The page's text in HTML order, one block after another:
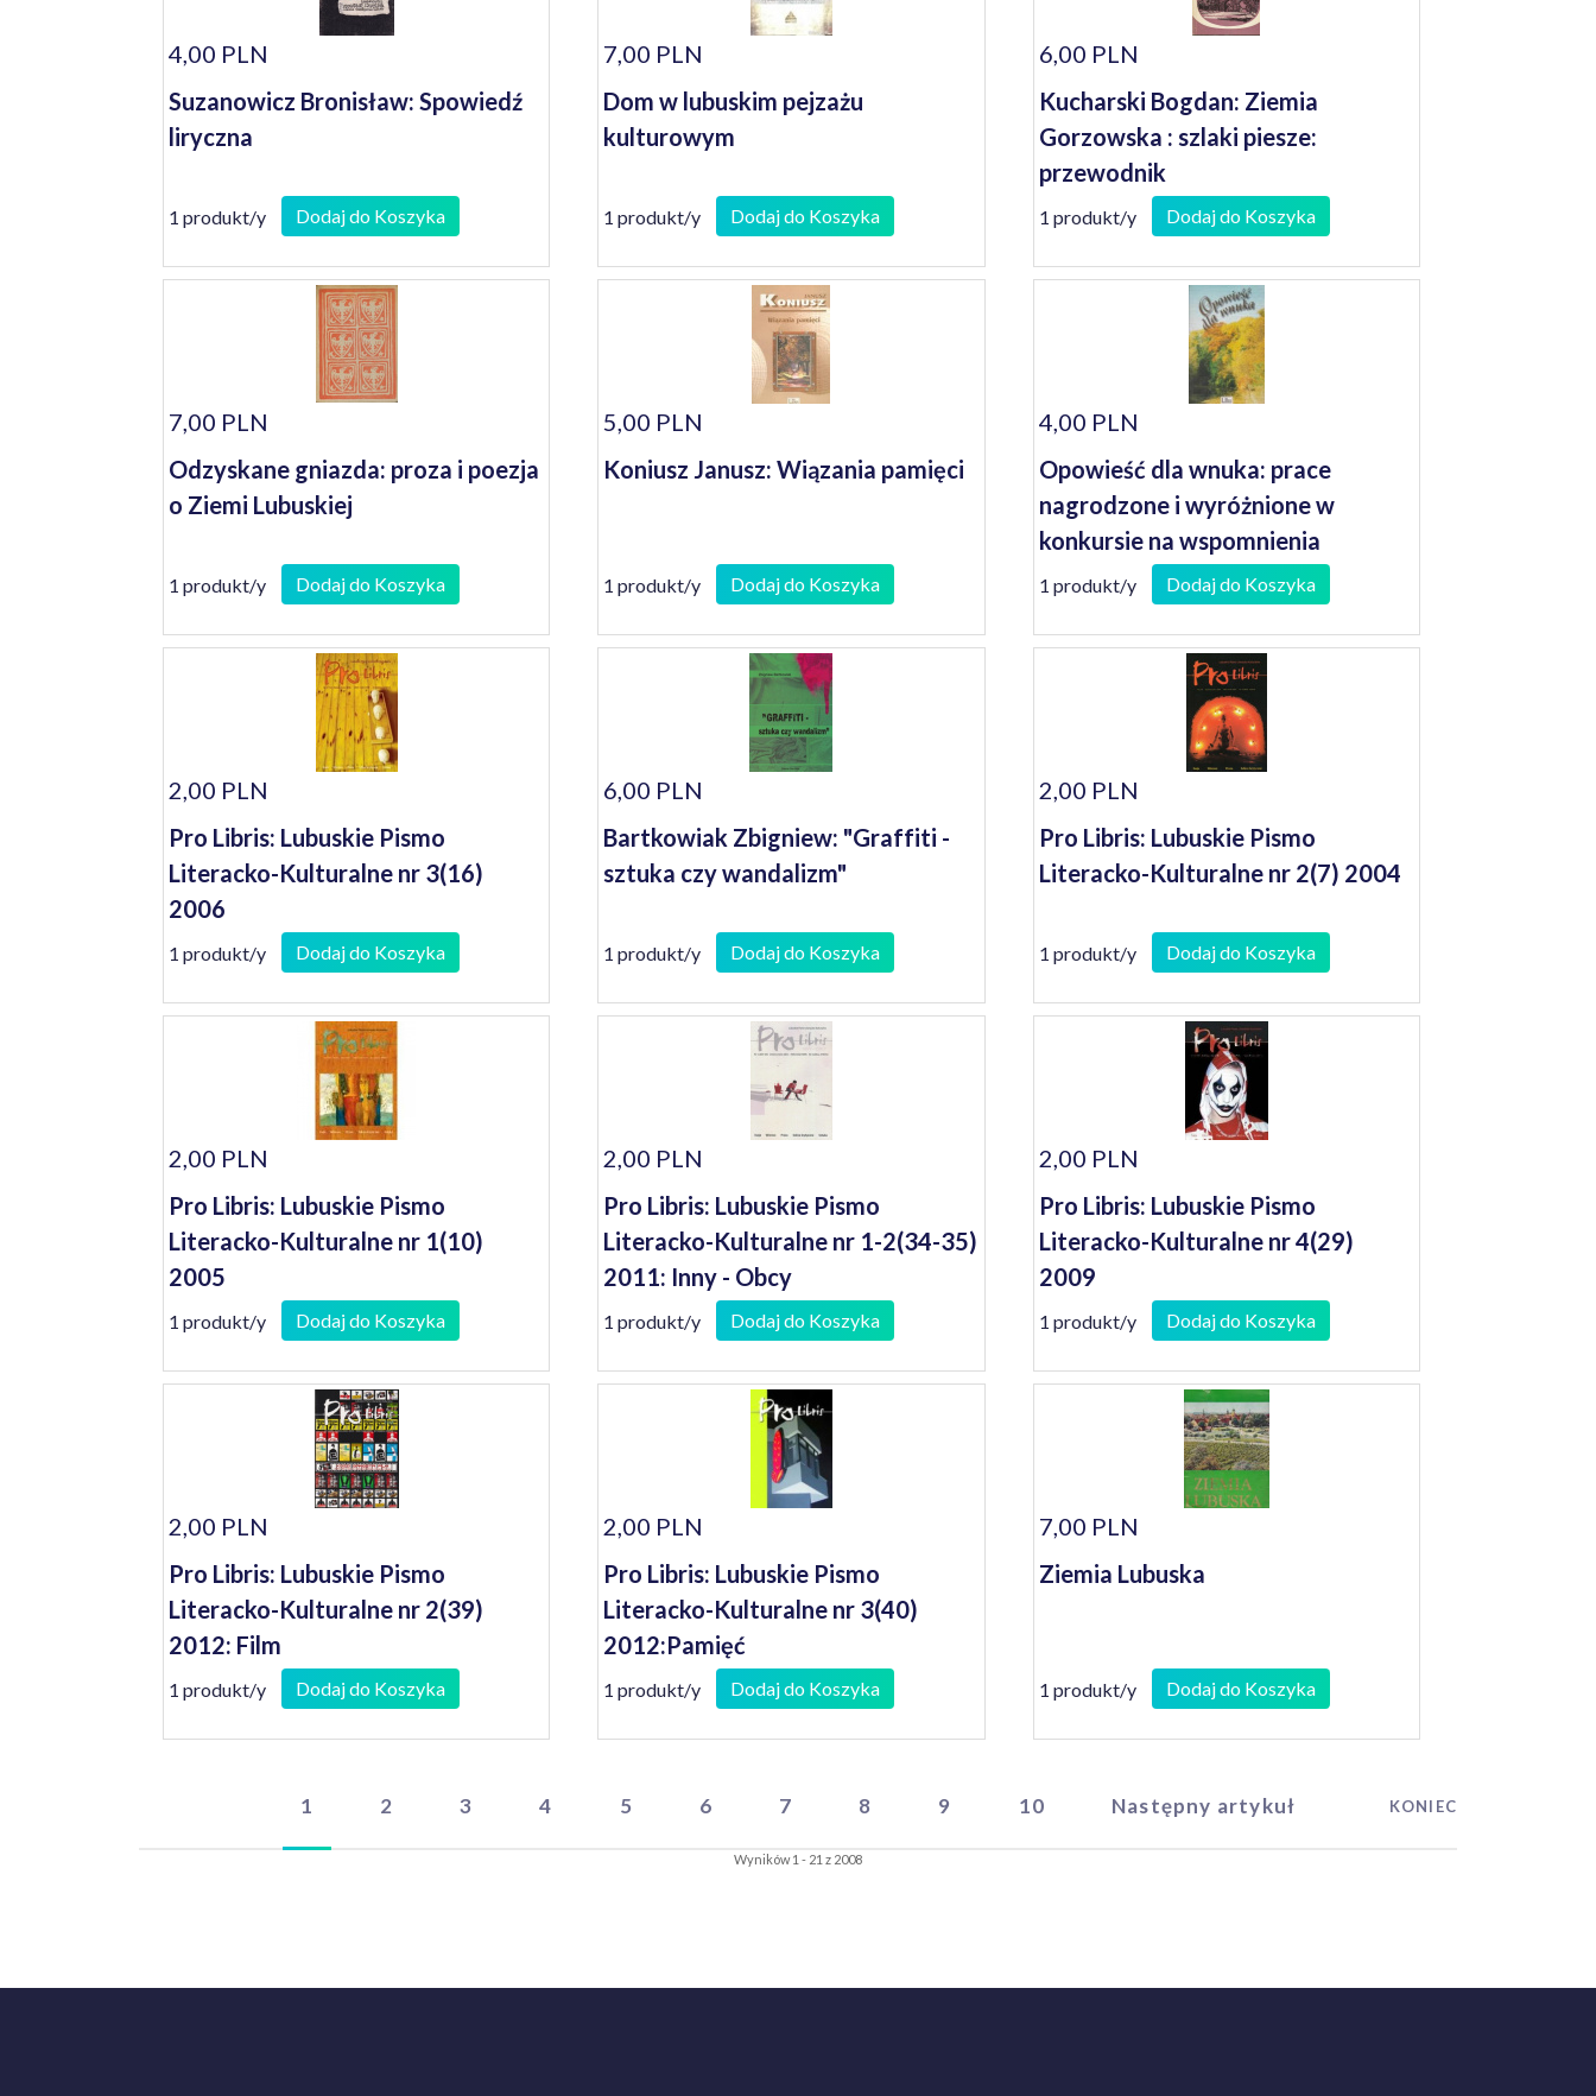
4,00 PLN
Suzanowicz Bronisław: Spowiedź
liryczna
1 produkt/y Dodaj do Koszyka
7,00 PLN
Dom w lubuskim pejzażu
kulturowym
1 produkt/y Dodaj do Koszyka
6,00 PLN
Kucharski Bogdan: Ziemia
Gorzowska : szlaki piesze:
przewodnik
1 produkt/y Dodaj do Koszyka
7,00 PLN
Odzyskane gniazda: proza i poezja
o Ziemi Lubuskiej
1 produkt/y Dodaj do Koszyka
5,00 PLN
Koniusz Janusz: Wiązania pamięci
1 produkt/y Dodaj do Koszyka
4,00 PLN
Opowieść dla wnuka: prace
nagrodzone i wyróżnione w
konkursie na wspomnienia
seniorów
1 produkt/y Dodaj do Koszyka
2,00 PLN
Pro Libris: Lubuskie Pismo
Literacko-Kulturalne nr 3(16)
2006
1 produkt/y Dodaj do Koszyka
6,00 PLN
Bartkowiak Zbigniew: "Graffiti -
sztuka czy wandalizm"
1 produkt/y Dodaj do Koszyka
2,00 PLN
Pro Libris: Lubuskie Pismo
Literacko-Kulturalne nr 2(7) 2004
1 produkt/y Dodaj do Koszyka
2,00 PLN
Pro Libris: Lubuskie Pismo
Literacko-Kulturalne nr 1(10)
2005
1 produkt/y Dodaj do Koszyka
2,00 PLN
Pro Libris: Lubuskie Pismo
Literacko-Kulturalne nr 1-2(34-35)
2011: Inny - Obcy
1 produkt/y Dodaj do Koszyka
2,00 PLN
Pro Libris: Lubuskie Pismo
Literacko-Kulturalne nr 4(29)
2009
1 produkt/y Dodaj do Koszyka
2,00 PLN
Pro Libris: Lubuskie Pismo
Literacko-Kulturalne nr 2(39)
2012: Film
1 produkt/y Dodaj do Koszyka
2,00 PLN
Pro Libris: Lubuskie Pismo
Literacko-Kulturalne nr 3(40)
2012:Pamięć
1 produkt/y Dodaj do Koszyka
7,00 PLN
Ziemia Lubuska
1 produkt/y Dodaj do Koszyka
1 2 3 4 5 6 7 8 9 10 Następny artykuł KONIEC
Wyników 1 - 21 z 2008